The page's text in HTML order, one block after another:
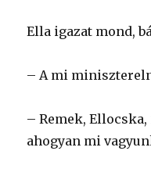
Ella igazat mond,
– A mi
– Remek,
ahogyan mi